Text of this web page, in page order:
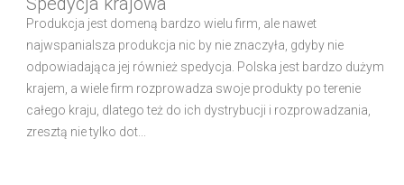
Produkcja jest domeną bardzo wielu firm, ale nawet
najwspanialsza produkcja nic by nie znaczyła, gdyby nie
odpowiadająca jej również spedycja. Polska jest bardzo dużym
krajem, a wiele firm rozprowadza swoje produkty po terenie
całego kraju, dlatego też do ich dystrybucji i rozprowadzania,
zresztą nie tylko dot...